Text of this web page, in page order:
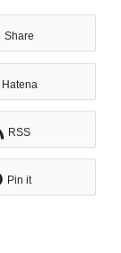
Share
Hatena
RSS
Pin it